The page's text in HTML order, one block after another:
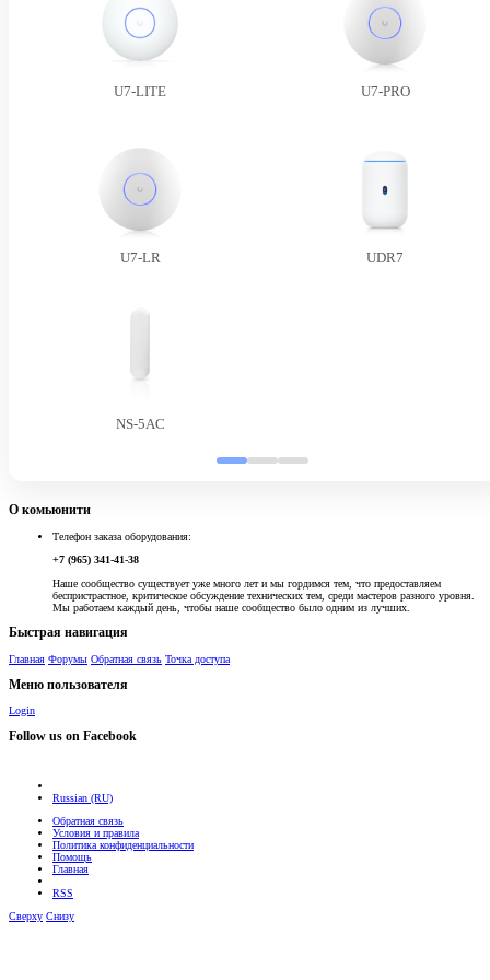
U7-LITE U7-PRO
U7-LR UDR7
NS-5AC
О комьюнити
Телефон заказа оборудования:
+7 (965) 341-41-38
Наше сообщество существует уже много лет и мы гордимся тем, что предоставляем
беспристрастное, критическое обсуждение технических тем, среди мастеров разного уровня.
Мы работаем каждый день, чтобы наше сообщество было одним из лучших.
Быстрая навигация
Главная Форумы Обратная связь Точка доступа
Меню пользователя
Login
Follow us on Facebook
Russian (RU)
Обратная связь
Условия и правила
Политика конфиденциальности
Помощь
Главная
RSS
Сверху Снизу